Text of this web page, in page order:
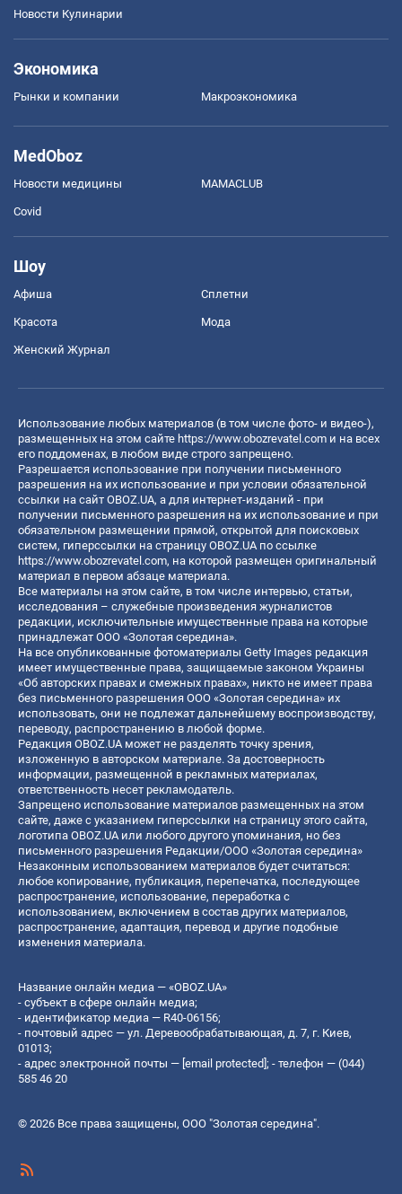
Новости Кулинарии
Экономика
Рынки и компании Mакроэкономика
MedOboz
Новости медицины MAMACLUB
Covid
Шоу
Афиша Сплетни
Красота Мода
Женский Журнал
Использование любых материалов (в том числе фото- и видео-),
размещенных на этом сайте https://www.obozrevatel.com и на всех
его поддоменах, в любом виде строго запрещено.
Разрешается использование при получении письменного
разрешения на их использование и при условии обязательной
ссылки на сайт OBOZ.UA, а для интернет-изданий - при
получении письменного разрешения на их использование и при
обязательном размещении прямой, открытой для поисковых
систем, гиперссылки на страницу OBOZ.UA по ссылке
https://www.obozrevatel.com, на которой размещен оригинальный
материал в первом абзаце материала.
Все материалы на этом сайте, в том числе интервью, статьи,
исследования – служебные произведения журналистов
редакции, исключительные имущественные права на которые
принадлежат ООО «Золотая середина».
На все опубликованные фотоматериалы Getty Images редакция
имеет имущественные права, защищаемые законом Украины
«Об авторских правах и смежных правах», никто не имеет права
без письменного разрешения ООО «Золотая середина» их
использовать, они не подлежат дальнейшему воспроизводству,
переводу, распространению в любой форме.
Редакция OBOZ.UA может не разделять точку зрения,
изложенную в авторском материале. За достоверность
информации, размещенной в рекламных материалах,
ответственность несет рекламодатель.
Запрещено использование материалов размещенных на этом
сайте, даже с указанием гиперссылки на страницу этого сайта,
логотипа OBOZ.UA или любого другого упоминания, но без
письменного разрешения Редакции/ООО «Золотая середина»
Незаконным использованием материалов будет считаться:
любое копирование, публикация, перепечатка, последующее
распространение, использование, переработка с
использованием, включением в состав других материалов,
распространение, адаптация, перевод и другие подобные
изменения материала.
Название онлайн медиа — «OBOZ.UA»
- субъект в сфере онлайн медиа;
- идентификатор медиа — R40-06156;
- почтовый адрес — ул. Деревообрабатывающая, д. 7, г. Киев,
01013;
- адрес электронной почты — [email protected]; - телефон — (044)
585 46 20
© 2026 Все права защищены, ООО "Золотая середина".